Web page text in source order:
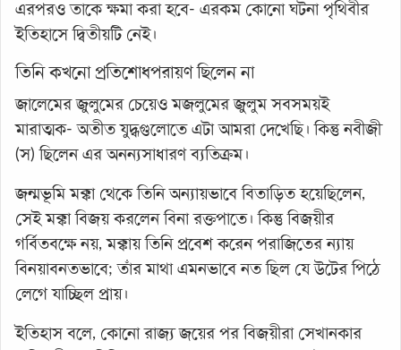
এরপরও তাকে ক্ষমা করা হবে- এরকম কোনো ঘটনা পৃথিবীর
ইতিহাসে দ্বিতীয়টি নেই।
তিনি কখনো প্রতিশোধপরায়ণ ছিলেন না
জালেমের জুলুমের চেয়েও মজলুমের জুলুম সবসময়ই
মারাত্মক- অতীত যুদ্ধগুলোতে এটা আমরা দেখেছি। কিন্তু নবীজী
(স) ছিলেন এর অনন্যসাধারণ ব্যতিক্রম।
জন্মভূমি মক্কা থেকে তিনি অন্যায়ভাবে বিতাড়িত হয়েছিলেন,
সেই মক্কা বিজয় করলেন বিনা রক্তপাতে। কিন্তু বিজয়ীর
গর্বিতবক্ষে নয়, মক্কায় তিনি প্রবেশ করেন পরাজিতের ন্যায়
বিনয়াবনতভাবে; তাঁর মাথা এমনভাবে নত ছিল যে উটের পিঠে
লেগে যাচ্ছিল প্রায়।
ইতিহাস বলে, কোনো রাজ্য জয়ের পর বিজয়ীরা সেখানকার